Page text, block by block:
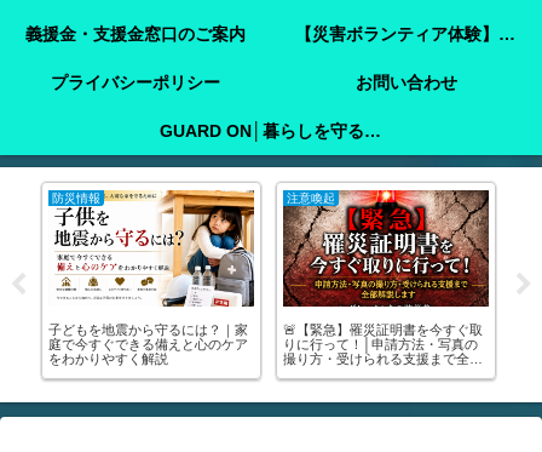
義援金・支援金窓口のご案内 【災害ボランティア体験】嘉島町で見た「命を守ることさえ難しい現実」と、全国へ伝えたいこと
プライバシーポリシー お問い合わせ
GUARD ON│暮らしを守る防犯ガイド
防災情報
子どもを地震から守るには？｜家
庭で今すぐできる備えと心のケア
をわかりやすく解説
注意喚起
🚨【緊急】罹災証明書を今すぐ取
りに行って！│申請方法・写真の
撮り方・受けられる支援まで全部